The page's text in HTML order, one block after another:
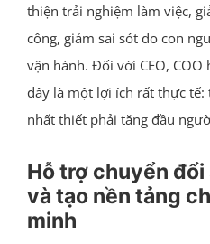
thiện trải nghiệm làm việc,
công, giảm sai sót do con
vận hành. Đối với CEO, COO
đây là một lợi ích rất thực tế:
nhất thiết phải tăng đầu
Hỗ trợ chuyển
và tạo nền tảng
minh